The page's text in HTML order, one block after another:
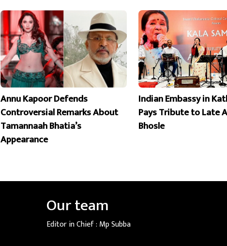
Annu Kapoor Defends
Controversial Remarks About
Tamannaah Bhatia’s
Appearance
Indian Embassy in
Pays Tribute to Late
Bhosle
Our team
Editor in Chief : Mp Subba